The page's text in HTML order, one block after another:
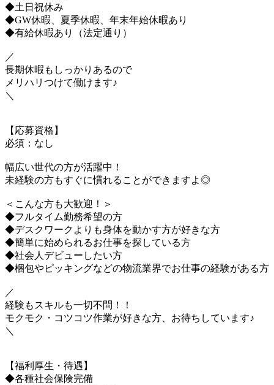
◆土日祝休み
◆GW休暇、夏季休暇、年末年始休暇あり
◆有給休暇あり（法定通り）
／
長期休暇もしっかりあるので
メリハリつけて働けます♪
＼
【応募資格】
必須：なし
幅広い世代の方が活躍中！
未経験の方もすぐに慣れることができますよ◎
＜こんな方も大歓迎！＞
◆フルタイム勤務希望の方
◆デスクワークよりも身体を動かす方が好きな方
◆簡単に始められるお仕事を探している方
◆社会人デビューしたい方
◆梱包やピッキングなどの物流業界でお仕事の経験がある方
／
経験もスキルも一切不問！！
モクモク・コツコツ作業が好きな方、お待ちしています♪
＼
【福利厚生・待遇】
◆各種社会保険完備